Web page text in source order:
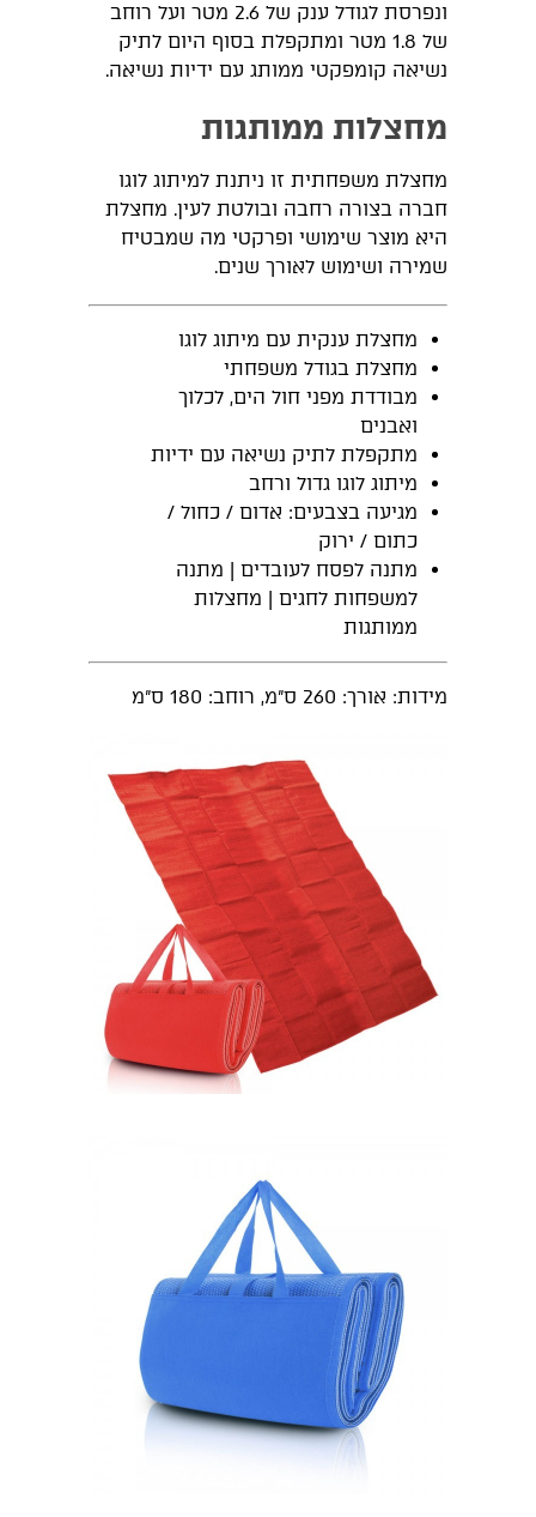
ונפרסת לגודל ענק של 2.6 מטר ועל רוחב
של 1.8 מטר ומתקפלת בסוף היום לתיק
נשיאה קומפקטי ממותג עם ידיות נשיאה.
מחצלות ממותגות
מחצלת משפחתית זו ניתנת למיתוג לוגו
חברה בצורה רחבה ובולטת לעין. מחצלת
היא מוצר שימושי ופרקטי מה שמבטיח
שמירה ושימוש לאורך שנים.
מחצלת ענקית עם מיתוג לוגו
מחצלת בגודל משפחתי
מבודדת מפני חול הים, לכלוך
ואבנים
מתקפלת לתיק נשיאה עם ידיות
מיתוג לוגו גדול ורחב
מגיעה בצבעים: אדום / כחול /
כתום / ירוק
מתנה לפסח לעובדים | מתנה
למשפחות לחגים | מחצלות
ממותגות
מידות: אורך: 260 ס"מ, רוחב: 180 ס"מ